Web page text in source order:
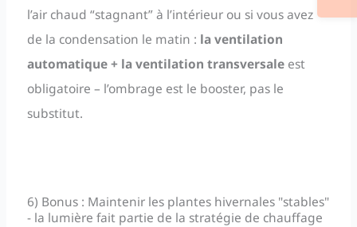
l’air chaud “stagnant” à l’intérieur ou si vous avez
de la condensation le matin : la ventilation
automatique + la ventilation transversaleest
obligatoire – l’ombrage est le booster, pas le
substitut.
6) Bonus : Maintenir les plantes hivernales "stables"
- la lumière fait partie de la stratégie de chauffage